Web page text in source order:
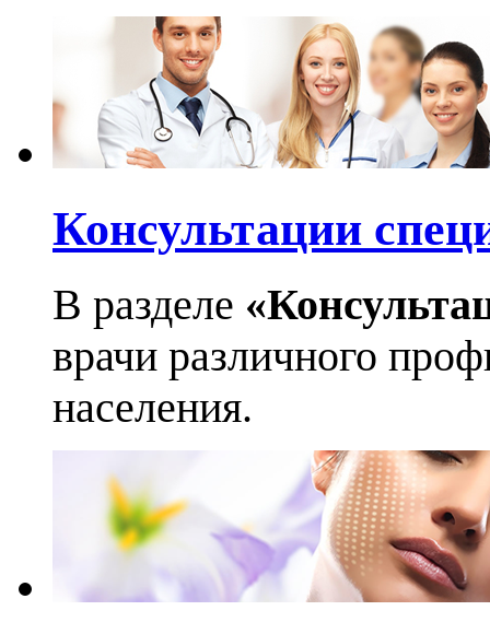
Консультации
В разделе
врачи различного
населения.